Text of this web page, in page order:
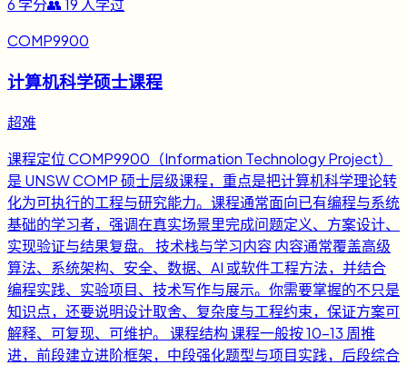
6 学分👥19 人学过
COMP9900
计算机科学硕士课程
超难
课程定位 COMP9900（Information Technology Project）
是 UNSW COMP 硕士层级课程，重点是把计算机科学理论转
化为可执行的工程与研究能力。课程通常面向已有编程与系统
基础的学习者，强调在真实场景里完成问题定义、方案设计、
实现验证与结果复盘。 技术栈与学习内容 内容通常覆盖高级
算法、系统架构、安全、数据、AI 或软件工程方法，并结合
编程实践、实验项目、技术写作与展示。你需要掌握的不只是
知识点，还要说明设计取舍、复杂度与工程约束，保证方案可
解释、可复现、可维护。 课程结构 课程一般按 10-13 周推
进，前段建立进阶框架，中段强化题型与项目实践，后段综合